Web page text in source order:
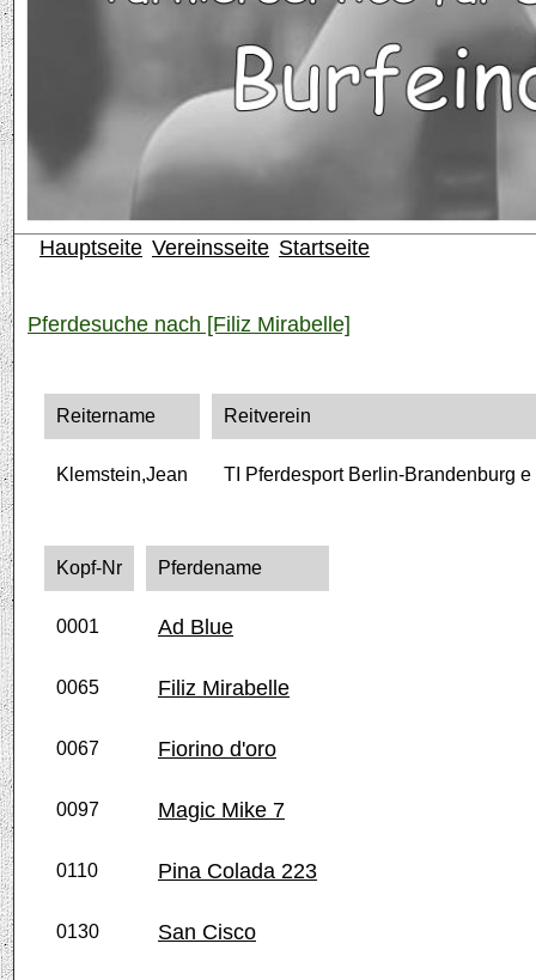
Hauptseite Vereinsseite Startseite
Pferdesuche nach [Filiz Mirabelle]
Reitername Reitverein
Klemstein,Jean TI Pferdesport Berlin-Brandenburg e
Kopf-Nr Pferdename
0001 Ad Blue
0065 Filiz Mirabelle
0067 Fiorino d'oro
0097 Magic Mike 7
0110 Pina Colada 223
0130 San Cisco